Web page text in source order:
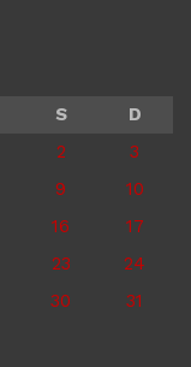
S
D
2
3
9
10
16
17
23
24
30
31